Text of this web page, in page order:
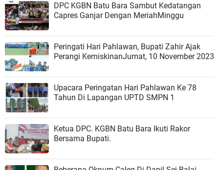
DPC KGBN Batu Bara Sambut Kedatangan
Capres Ganjar Dengan MeriahMinggu
Peringati Hari Pahlawan, Bupati Zahir Ajak
Perangi KemiskinanJumat, 10 November 2023
Upacara Peringatan Hari Pahlawan Ke 78
Tahun Di Lapangan UPTD SMPN 1
Ketua DPC. KGBN Batu Bara Ikuti Rakor
Bersama Bupati.